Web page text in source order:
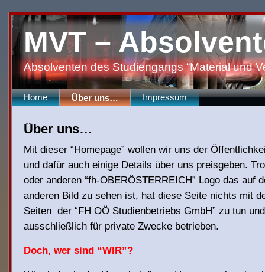
MVT –
Absolventen des Studiengangs “Material und
Home Über uns… Impressum
Über uns…
Mit dieser “Homepage” wollen wir uns der
und dafür auch einige Details über uns preisgeben.
oder anderen “fh-OBERÖSTERREICH” Logo das auf
anderen Bild zu sehen ist, hat diese Seite nichts mit
Seiten der “FH OÖ Studienbetriebs GmbH” zu tun
ausschließlich für private Zwecke betrieben.
Doch, wer sind “WIR”?